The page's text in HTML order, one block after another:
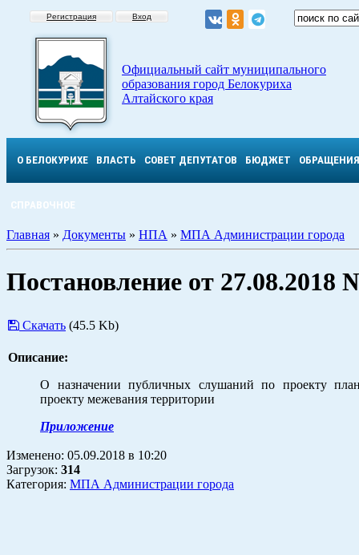
Регистрация Вход
Официальный сайт муниципального
образования город Белокуриха
Алтайского края
О БЕЛОКУРИХЕ ВЛАСТЬ СОВЕТ ДЕПУТАТОВ БЮДЖЕТ ОБРАЩЕНИЯ
СПРАВОЧНОЕ
Главная » Документы » НПА » МПА Администрации города
Постановление от 27.08.2018
Скачать (45.5 Kb)
Описание:
О назначении публичных слушаний по проекту
проекту межевания территории
Приложение
Изменено: 05.09.2018 в 10:20
Загрузок: 314
Категория: МПА Администрации города